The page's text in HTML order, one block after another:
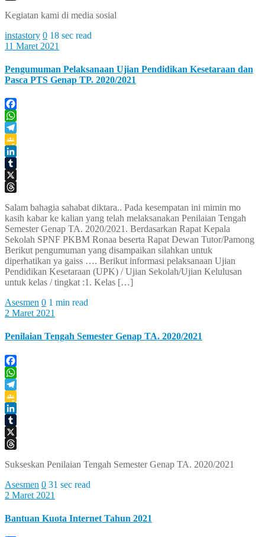
Kegiatan kami di media sosial
instastory 0 18 sec read
11 Maret 2021
Pengumuman Pelaksanaan Ujian Pendidikan Kesetaraan dan
Pasca PTS Genap TP. 2020/2021
Facebook
WhatsApp
Telegram
Google
Classroom
LinkedIn
Tumblr
X
Salam bahagia sahabat diktara.. Pada kesempatan ini mimin mo
kasih kabar ke kalian yang telah melaksanakan Penilaian Tengah
Semester Genap TA. 2020/2021. Berdasarkan Rapat Kepala
Sekolah SPNF PKBM Ronaa beserta Rapat Dewan Tutor/Pamong
Berikut pengumuman yang disampaikan silahkan untuk
diperhatikan ya gaiss …. Berikut informasi pelaksanaan Ujian
Pendidikan Kesetaraan (UPK) / Ujian Sekolah/Ujian Kelulusan
untuk kelas / tingkat :1. Kelas […]
Asesmen 0 1 min read
2 Maret 2021
Penilaian Tengah Semester Genap TA. 2020/2021
Facebook
WhatsApp
Telegram
Google
Classroom
LinkedIn
Tumblr
X
Sukseskan Penilaian Tengah Semester Genap TA. 2020/2021
Asesmen 0 31 sec read
2 Maret 2021
Bantuan Kuota Internet Tahun 2021